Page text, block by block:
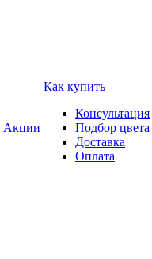
Акции
Как купить
Консультация
Подбор цвета
Доставка
Оплата